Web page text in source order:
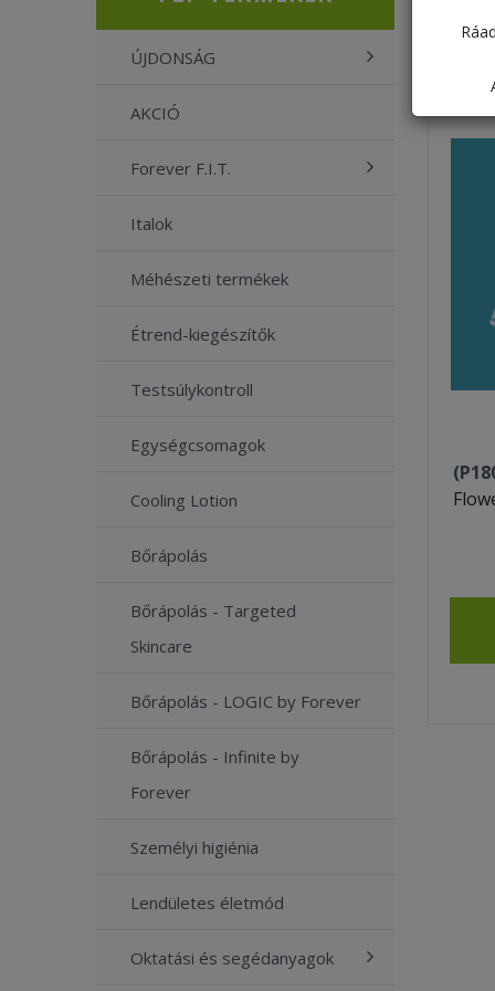
ÚJDONSÁG
AKCIÓ
Forever F.I.T.
Italok
Méhészeti termékek
Étrend-kiegészítők
Testsúlykontroll
Egységcsomagok
Cooling Lotion
Bőrápolás
Bőrápolás - Targeted
Skincare
Bőrápolás - LOGIC by Forever
Bőrápolás - Infinite by
Forever
Személyi higiénia
Lendületes életmód
Oktatási és segédanyagok